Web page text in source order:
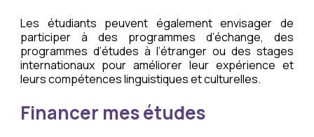
Les étudiants peuvent également envisager de
participer à des programmes d’échange, des
programmes d’études à l’étranger ou des stages
internationaux pour améliorer leur expérience et
leurs compétences linguistiques et culturelles.
Financer mes études